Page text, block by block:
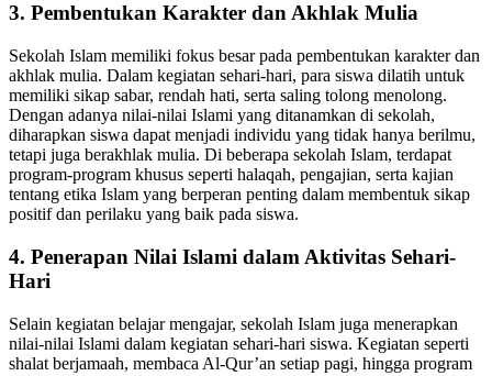
3. Pembentukan Karakter dan Akhlak Mulia
Sekolah Islam memiliki fokus besar pada pembentukan karakter dan
akhlak mulia. Dalam kegiatan sehari-hari, para siswa dilatih untuk
memiliki sikap sabar, rendah hati, serta saling tolong menolong.
Dengan adanya nilai-nilai Islami yang ditanamkan di sekolah,
diharapkan siswa dapat menjadi individu yang tidak hanya berilmu,
tetapi juga berakhlak mulia. Di beberapa sekolah Islam, terdapat
program-program khusus seperti halaqah, pengajian, serta kajian
tentang etika Islam yang berperan penting dalam membentuk sikap
positif dan perilaku yang baik pada siswa.
4. Penerapan Nilai Islami dalam Aktivitas Sehari-
Hari
Selain kegiatan belajar mengajar, sekolah Islam juga menerapkan
nilai-nilai Islami dalam kegiatan sehari-hari siswa. Kegiatan seperti
shalat berjamaah, membaca Al-Qur’an setiap pagi, hingga program